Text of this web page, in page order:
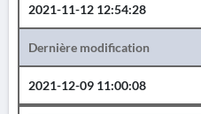
2021-11-12 12:54:28
Dernière modification
2021-12-09 11:00:08